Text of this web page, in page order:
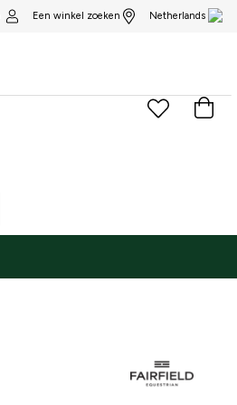
Een winkel zoeken Netherlands